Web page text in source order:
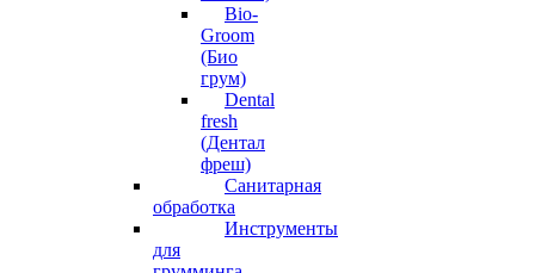
Bio-
Groom
(Био
грум)
Dental
fresh
(Дентал
фреш)
Санитарная
обработка
Инструменты
для